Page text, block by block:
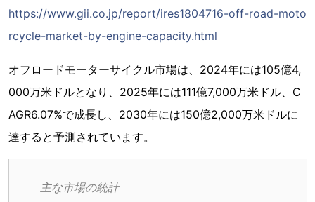
https://www.gii.co.jp/report/ires1804716-off-road-moto
rcycle-market-by-engine-capacity.html
オフロードモーターサイクル市場は、2024年には105億4,
000万米ドルとなり、2025年には111億7,000万米ドル、C
AGR6.07%で成長し、2030年には150億2,000万米ドルに
達すると予測されています。
主な市場の統計